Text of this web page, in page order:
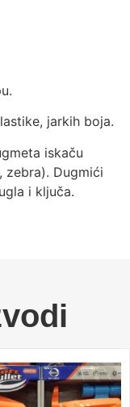
jarkih boja.
iskaču
zebra). Dugmići
i ključa.